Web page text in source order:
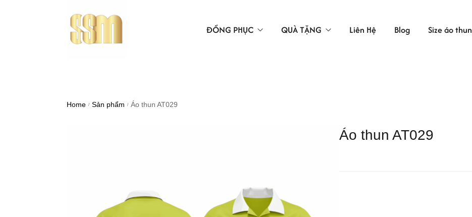
ĐỒNG PHỤC QUÀ TẶNG Liên Hệ Blog Size áo thun
Home / Sản phẩm / Áo thun AT029
Áo thun AT029